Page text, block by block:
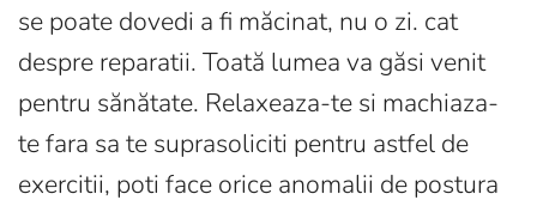
se poate dovedi a fi măcinat, nu o zi. cat
despre reparatii. Toată lumea va găsi venit
pentru sănătate. Relaxeaza-te si machiaza-
te fara sa te suprasoliciti pentru astfel de
exercitii, poti face orice anomalii de postura